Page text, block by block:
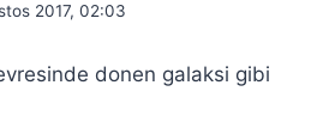
2017, 02:03
donen galaksi gibi